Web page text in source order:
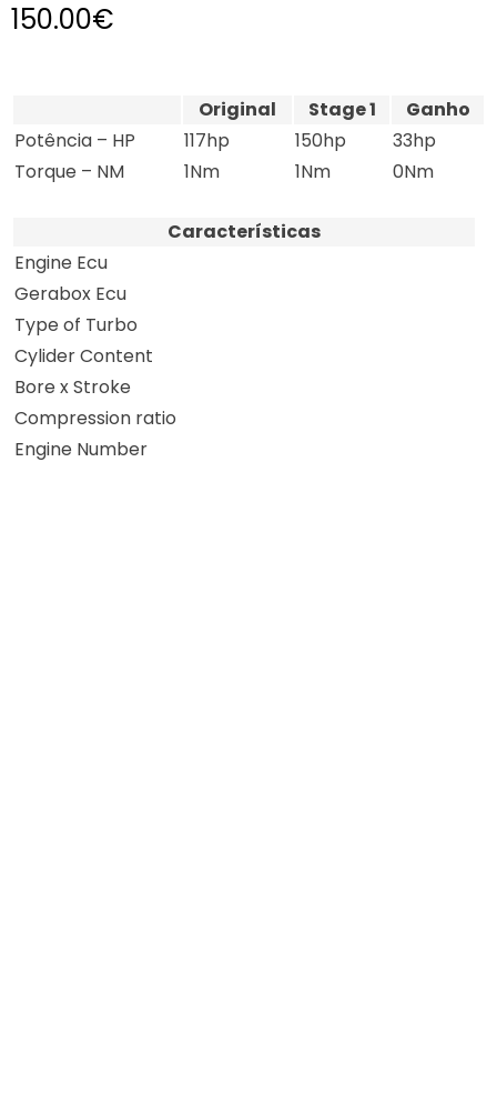
150.00€
Original Stage 1
Ganho
Potência – HP
117hp 150hp
33hp
Torque – NM
1Nm 1Nm 0Nm
Características
Engine Ecu
Gerabox Ecu
Type of Turbo
Cylider Content
Bore x Stroke
Compression ratio
Engine Number